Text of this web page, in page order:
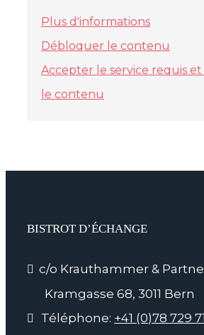
Plus d'informations
Débloquer le contenu
Accepter le service requis
le contenu
BISTROT D’ÉCHANGE
c/o Krauthammer &
Kramgasse 68, 3011 Bern
Téléphone: +41 (0)78 729